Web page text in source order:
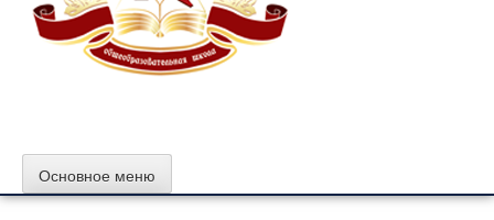
Основное меню